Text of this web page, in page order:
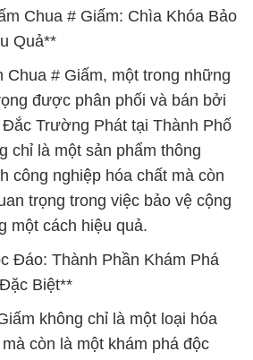
Chua # Giấm: Chìa Khóa Bảo
Quả**
Chua # Giấm, một trong những
được phân phối và bán bởi
Trường Phát tại Thành Phố
chỉ là một sản phẩm thông
công nghiệp hóa chất mà còn
trọng trong việc bảo vệ cộng
một cách hiệu quả.
Đáo: Thành Phần Khám Phá
Biệt**
không chỉ là một loại hóa
còn là một khám phá độc